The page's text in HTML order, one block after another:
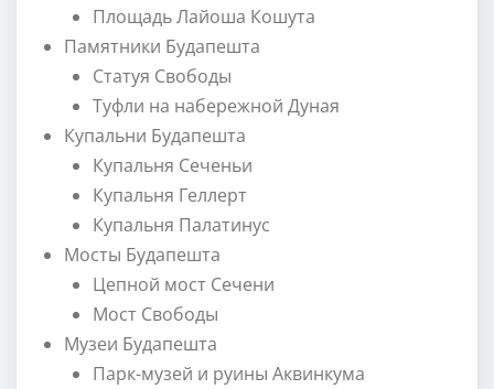
Площадь Лайоша Кошута
Памятники Будапешта
Статуя Свободы
Туфли на набережной Дуная
Купальни Будапешта
Купальня Сеченьи
Купальня Геллерт
Купальня Палатинус
Мосты Будапешта
Цепной мост Сечени
Мост Свободы
Музеи Будапешта
Парк-музей и руины Аквинкума